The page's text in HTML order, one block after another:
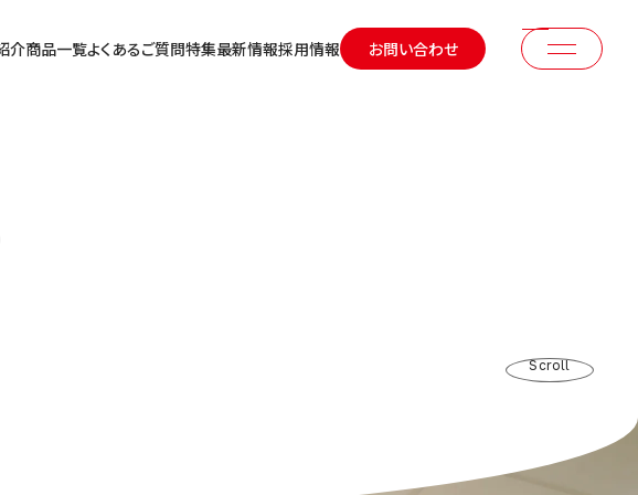
介商品一覧よくあるご質問特集最新情報採用情報 お問い合わせ
Scroll